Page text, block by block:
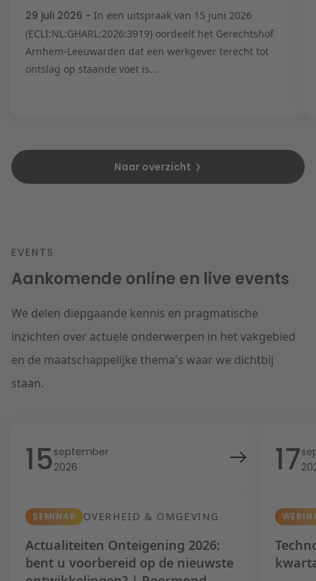
29 juli 2026 - In een uitspraak van 15 juni 2026
(ECLI:NL:GHARL:2026:3919) oordeelt het Gerechtshof
Arnhem-Leeuwarden dat een werkgever terecht tot
ontslag op staande voet is...
Naar overzicht
EVENTS
Aankomende online en live events
We delen diepgaande kennis en pragmatische
inzichten over actuele onderwerpen in het vakgebied
en de maatschappelijke thema's waar we dichtbij
staan.
15september
2026
SEMINAR OVERHEID & OMGEVING
Actualiteiten Onteigening 2026:
bent u voorbereid op de nieuwste
17